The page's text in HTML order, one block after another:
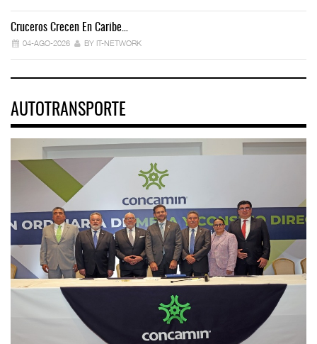
Cruceros Crecen En Caribe…
04-AGO-2026 BY IT-NETWORK
AUTOTRANSPORTE